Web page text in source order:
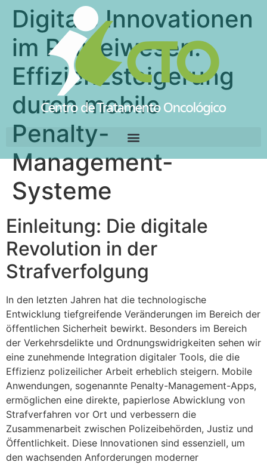
Digitale Innovationen
im Polizeiwesen:
Effizienzsteigerung
durch mobile
Penalty-
Management-
Systeme
Einleitung: Die digitale
Revolution in der
Strafverfolgung
In den letzten Jahren hat die technologische
Entwicklung tiefgreifende Veränderungen im Bereich der
öffentlichen Sicherheit bewirkt. Besonders im Bereich
der Verkehrsdelikte und Ordnungswidrigkeiten sehen wir
eine zunehmende Integration digitaler Tools, die die
Effizienz polizeilicher Arbeit erheblich steigern. Mobile
Anwendungen, sogenannte Penalty-Management-Apps,
ermöglichen eine direkte, papierlose Abwicklung von
Strafverfahren vor Ort und verbessern die
Zusammenarbeit zwischen Polizeibehörden, Justiz und
Öffentlichkeit. Diese Innovationen sind essenziell, um
den wachsenden Anforderungen moderner